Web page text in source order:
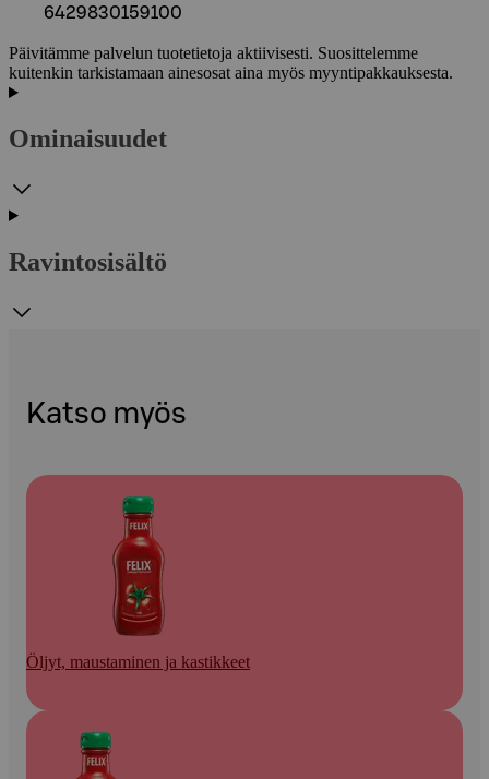
6429830159100
Päivitämme palvelun tuotetietoja aktiivisesti. Suosittelemme
kuitenkin tarkistamaan ainesosat aina myös myyntipakkauksesta.
Ominaisuudet
Ravintosisältö
Katso myös
Öljyt, maustaminen ja kastikkeet